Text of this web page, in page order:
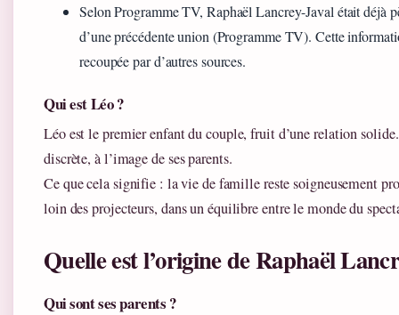
Selon Programme TV, Raphaël Lancrey-Javal était déjà
d’une précédente union (Programme TV). Cette
recoupée par d’autres sources.
Qui est Léo ?
Léo est le premier enfant du couple, fruit d’une relation solide.
discrète, à l’image de ses parents.
Ce que cela signifie : la vie de famille reste soigneusement
loin des projecteurs, dans un équilibre entre le monde du
Quelle est l’origine de Raphaël
Qui sont ses parents ?